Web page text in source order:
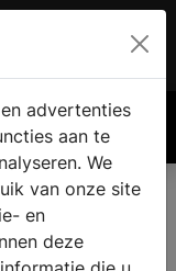
€ 0.00
advertenties
aan te
We
van onze site
en
deze